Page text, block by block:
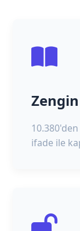
ifade ile